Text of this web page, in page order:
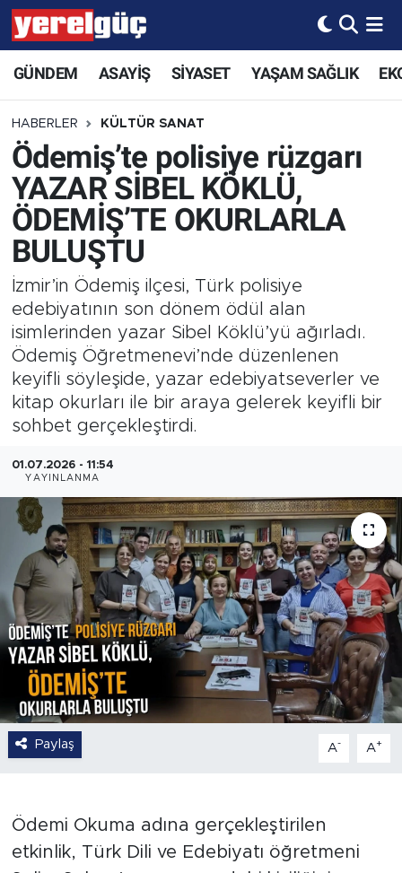
GÜNDEM ASAYİŞ SİYASET YAŞAM SAĞLIK
HABERLER KÜLTÜR SANAT
Ödemiş’te polisiye rüzgarı
YAZAR SİBEL KÖKLÜ,
ÖDEMİŞ’TE OKURLARLA
BULUŞTU
İzmir’in Ödemiş ilçesi, Türk polisiye
edebiyatının son dönem ödül alan
isimlerinden yazar Sibel Köklü’yü ağırladı.
Ödemiş Öğretmenevi’nde düzenlenen
keyifli söyleşide, yazar edebiyatseverler ve
kitap okurları ile bir araya gelerek keyifli bir
sohbet gerçekleştirdi.
01.07.2026 - 11:54
YAYINLANMA
Paylaş A- A+
Ödemi Okuma adına gerçekleştirilen
etkinlik, Türk Dili ve Edebiyatı öğretmeni